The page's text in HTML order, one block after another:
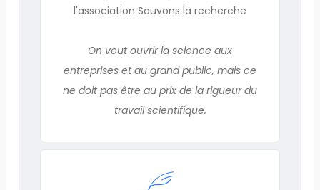
l'association Sauvons la recherche
On veut ouvrir la science aux
entreprises et au grand public, mais ce
ne doit pas être au prix de la rigueur du
travail scientifique.